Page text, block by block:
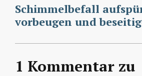
Schimmelbefall
vorbeugen und
1 Kommentar zu